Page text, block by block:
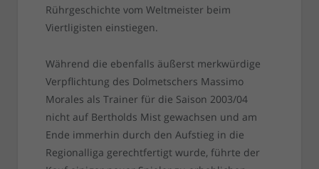
Rührgeschichte vom Weltmeister beim
Viertligisten einstiegen.
Während die ebenfalls äußerst merkwürdige
Verpflichtung des Dolmetschers Massimo
Morales als Trainer für die Saison 2003/04
nicht auf Bertholds Mist gewachsen und am
Ende immerhin durch den Aufstieg in die
Regionalliga gerechtfertigt wurde, führte der